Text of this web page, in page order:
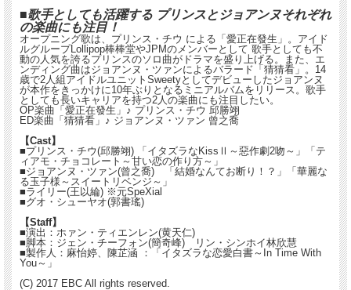
■歌手としても活躍する プリンスとジョアンヌそれぞれ
の楽曲にも注目！
オープニング歌は、プリンス・チウ による「愛正在發生」。アイド
ルグループLollipop棒棒堂やJPMのメンバーとして 歌手としても不
動の人気を誇るプリンスのソロ曲がドラマを盛り上げる。また、エ
ンディング曲はジョアンヌ・ツァンによるバラード「猜猜看」。14
歳で2人組アイドルユニットSweetyとしてデビューしたジョアンヌ
が本作をきっかけに10年ぶりとなるミニアルバムをリリース。歌手
としても長いキャリアを持つ2人の楽曲にも注目したい。
OP楽曲「愛正在發生」♪ プリンス・チウ 邱勝翊
ED楽曲「猜猜看」♪ ジョアンヌ・ツァン 曾之喬
【Cast】
■プリンス・チウ(邱勝翊) 「イタズラなKissⅡ～惡作劇2吻～」「テ
ィアモ・チョコレート～甘い恋の作り方～」
■ジョアンヌ・ツァン(曾之喬) 「結婚なんてお断り！？」「華麗な
る玉子様～スイートリベンジ～」
■ライリー(王以綸) ※元SpeXial
■グオ・シューヤオ(郭書瑤)
【Staff】
■演出：ホァン・ティエンレン(黄天仁)
■脚本：ジェン・チーフォン(簡奇峰) リン・シンホイ林欣慧
■製作人：麻怡婷、陳芷涵 ：「イタズラな恋愛白書～In Time With
You～」
(C) 2017 EBC All rights reserved.